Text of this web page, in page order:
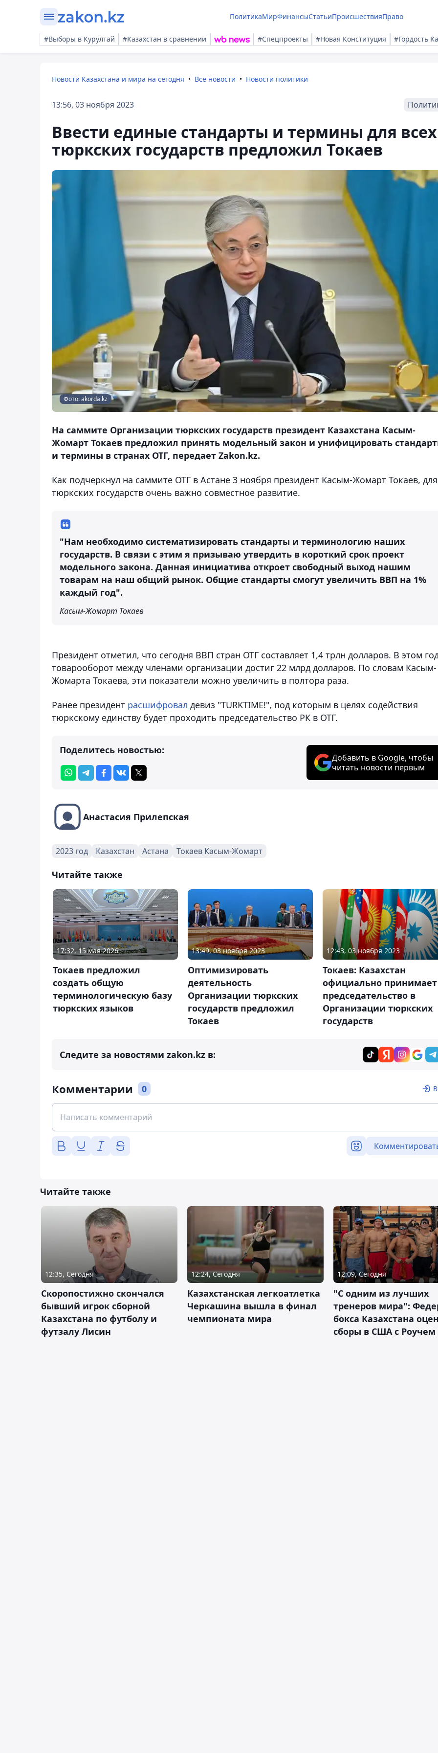
ПолитикаМирФинансыСтатьиПроисшествияПраво
#Выборы в Курултай #Казахстан в сравнении #Спецпроекты #Новая Конституция #Гордость
Новости Казахстана и мира на сегодня Все новости Новости политики
13:56, 03 ноября 2023
Ввести единые стандарты и термины для всех
тюркских государств предложил Токаев
Фото: akorda.kz
На саммите Организации тюркских государств президент Казахстана Касым-
Жомарт Токаев предложил принять модельный закон и унифицировать
и термины в странах ОТГ, передает Zakon.kz.
Как подчеркнул на саммите ОТГ в Астане 3 ноября президент Касым-Жомарт Токаев, для
тюркских государств очень важно совместное развитие.
"Нам необходимо систематизировать стандарты и терминологию наших
государств. В связи с этим я призываю утвердить в короткий срок проект
модельного закона. Данная инициатива откроет свободный выход нашим
товарам на наш общий рынок. Общие стандарты смогут увеличить ВВП на 1%
каждый год".
Касым-Жомарт Токаев
Президент отметил, что сегодня ВВП стран ОТГ составляет 1,4 трлн долларов. В этом
товарооборот между членами организации достиг 22 млрд долларов. По словам Касым-
Жомарта Токаева, эти показатели можно увеличить в полтора раза.
Ранее президент расшифровал девиз "TURKTIME!", под которым в целях содействия
тюркскому единству будет проходить председательство РК в ОТГ.
Поделитесь новостью:
Добавить в Google, чтобы
читать новости первым
Анастасия Прилепская
2023 год Казахстан Астана Токаев Касым-Жомарт
Читайте также
17:32, 15 мая 2026
Токаев предложил
создать общую
терминологическую базу
тюркских языков
13:49, 03 ноября 2023
Оптимизировать
деятельность
Организации тюркских
государств предложил
Токаев
12:43, 03 ноября 2023
Токаев: Казахстан
официально принимает
председательство в
Организации тюркских
государств
Следите за новостями zakon.kz в:
Комментарии 0
Читайте также
12:35, Сегодня
Скоропостижно скончался
бывший игрок сборной
Казахстана по футболу и
футзалу Лисин
12:24, Сегодня
Казахстанская легкоатлетка
Черкашина вышла в финал
чемпионата мира
12:09, Сегодня
"С одним из лучших
тренеров мира":
бокса Казахстана
сборы в США с Роучем